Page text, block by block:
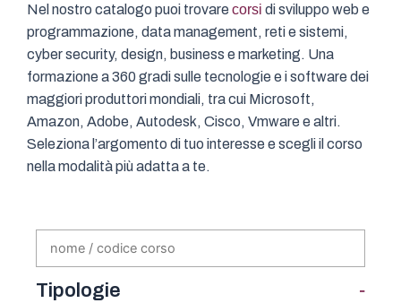
Nel nostro catalogo puoi trovarecorsi di sviluppo web e
programmazione, data management, reti e sistemi,
cyber security, design, business e marketing. Una
formazione a 360 gradi sulle tecnologie e i software dei
maggiori produttori mondiali, tra cui Microsoft,
Amazon, Adobe, Autodesk, Cisco, Vmware e altri.
Seleziona l’argomento di tuo interesse e scegli il corso
nella modalità più adatta a te.
Tipologie -